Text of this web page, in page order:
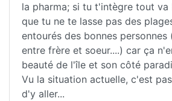
la pharma; si tu t'intègre tout va
que tu ne te lasse pas des
entourés des bonnes personnes
entre frère et soeur....) car ça
beauté de l'île et son côté
Vu la situation actuelle, c'est
d'y aller...